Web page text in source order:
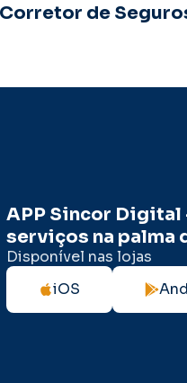
Corretor de
APP Sincor Digital
serviços na palma
Disponível nas lojas
iOS